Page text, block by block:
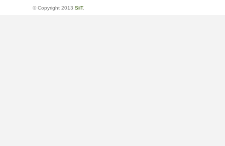
© Copyright 2013 SiiT.